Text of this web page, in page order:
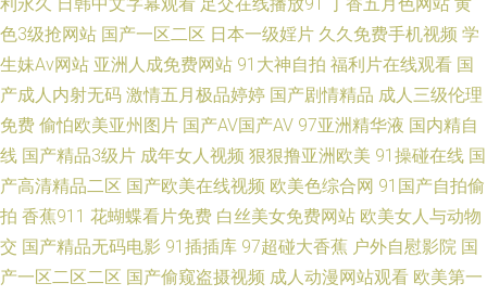
伊人色香蕉 91毛片视频软件 超碰在线超碰人 国产免费久久视频 黄网站ww
男人的天堂性爱图 五月丁香六月花 91福利资源网页 婷婷五月影院 91黑丝色
在线 91新人xh98hx新作 国产和欧洲毛片 狼友老司机 日韩欧美色性色 91豆
花网亚 91看片淫黄大片91 www91日和操 草逼国产 超碰资源92 国产精品欧
美在线网址 久久精品视频1 伦理一级大片 污网址在线观看 亚洲精品99久久
91工厂熟女露脸 91论坛最新地址 97资源视频总站 91熟妇视频在线 91色搞
色3级抢网站 国产一区二区 日本一级婬片 久久免费手机视频 学
生妹Av网站 亚洲人成免费网站 91大神自拍 福利片在线观看 国
产成人内射无码 激情五月极品婷婷 国产剧情精品 成人三级伦理
免费 偷怕欧美亚州图片 国产AV国产AV 97亚洲精华液 国内精自
线 国产精品3级片 成年女人视频 狠狠撸亚洲欧美 91操碰在线 国
产高清精品二区 国产欧美在线视频 欧美色综合网 91国产自拍偷
拍 香蕉911 花蝴蝶看片免费 白丝美女免费网站 欧美女人与动物
交 国产精品无码电影 91插插库 97超碰大香蕉 户外自慰影院 国
产一区二区二区 国产偷窥盗摄视频 成人动漫网站观看 欧美第一